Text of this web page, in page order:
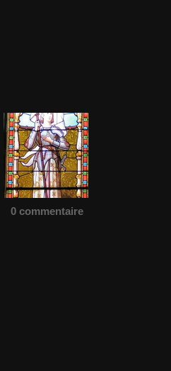
0 commentaire